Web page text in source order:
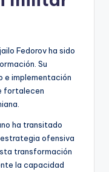
Fedorov ha sido
Su
e implementación
fortalecen
ha transitado
ofensiva
transformación
la capacidad